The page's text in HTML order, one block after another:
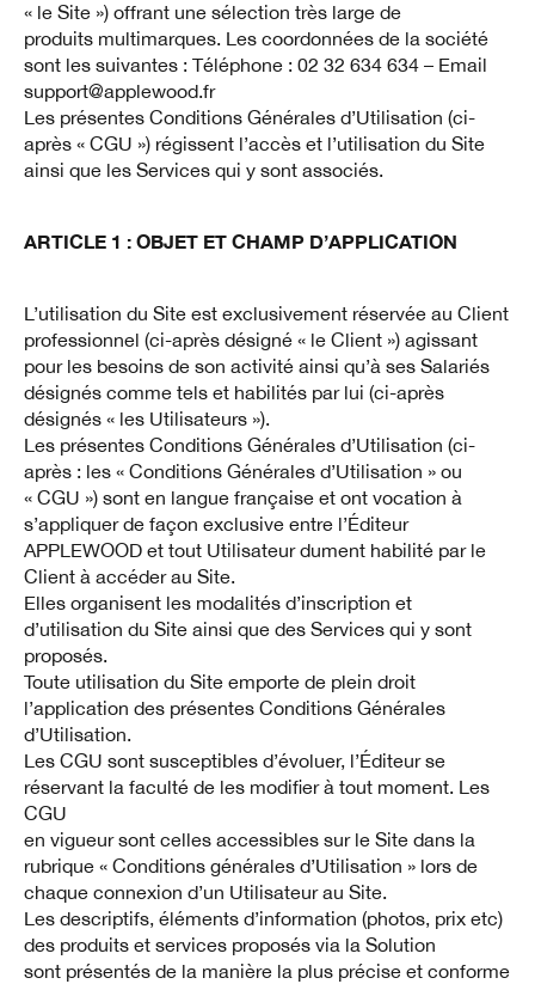
« le Site ») offrant une sélection très large de
produits multimarques. Les coordonnées de la société
sont les suivantes : Téléphone : 02 32 634 634 – Email
support@applewood.fr
Les présentes Conditions Générales d’Utilisation (ci-
après « CGU ») régissent l’accès et l’utilisation du Site
ainsi que les Services qui y sont associés.
ARTICLE 1 : OBJET ET CHAMP D’APPLICATION
L’utilisation du Site est exclusivement réservée au Client
professionnel (ci-après désigné « le Client ») agissant
pour les besoins de son activité ainsi qu’à ses Salariés
désignés comme tels et habilités par lui (ci-après
désignés « les Utilisateurs »).
Les présentes Conditions Générales d’Utilisation (ci-
après : les « Conditions Générales d’Utilisation » ou
« CGU ») sont en langue française et ont vocation à
s’appliquer de façon exclusive entre l’Éditeur
APPLEWOOD et tout Utilisateur dument habilité par le
Client à accéder au Site.
Elles organisent les modalités d’inscription et
d’utilisation du Site ainsi que des Services qui y sont
proposés.
Toute utilisation du Site emporte de plein droit
l’application des présentes Conditions Générales
d’Utilisation.
Les CGU sont susceptibles d’évoluer, l’Éditeur se
réservant la faculté de les modifier à tout moment. Les
CGU
en vigueur sont celles accessibles sur le Site dans la
rubrique « Conditions générales d’Utilisation » lors de
chaque connexion d’un Utilisateur au Site.
Les descriptifs, éléments d’information (photos, prix etc)
des produits et services proposés via la Solution
sont présentés de la manière la plus précise et conforme